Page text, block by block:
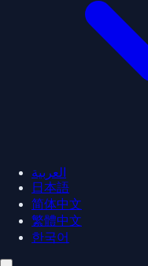
العربية
日本語
简体中文
繁體中文
한국어